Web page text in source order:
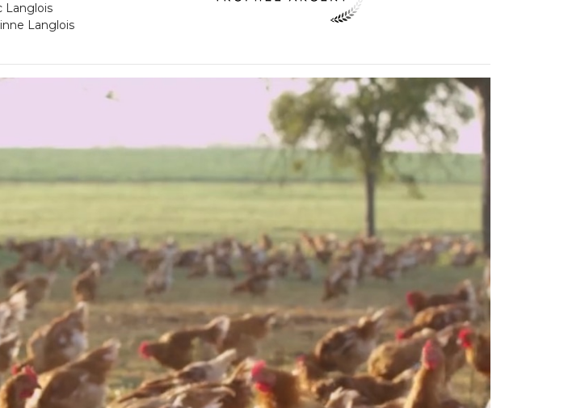
Langlois
Langlois